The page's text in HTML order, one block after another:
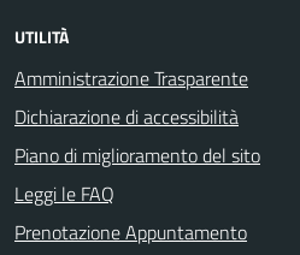
UTILITÀ
Amministrazione Trasparente
Dichiarazione di accessibilità
Piano di miglioramento del sito
Leggi le FAQ
Prenotazione Appuntamento